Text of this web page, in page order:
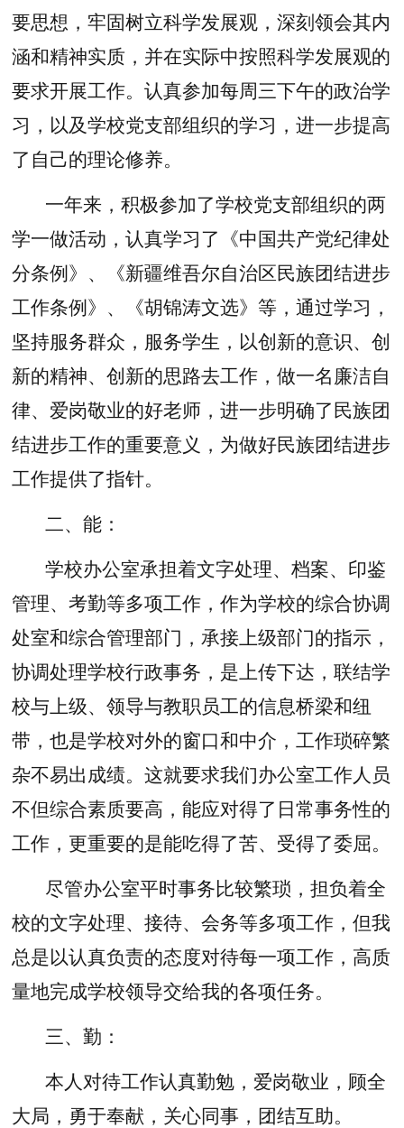
要思想，牢固树立科学发展观，深刻领会其内
涵和精神实质，并在实际中按照科学发展观的
要求开展工作。认真参加每周三下午的政治学
习，以及学校党支部组织的学习，进一步提高
了自己的理论修养。
一年来，积极参加了学校党支部组织的两
学一做活动，认真学习了《中国共产党纪律处
分条例》、《新疆维吾尔自治区民族团结进步
工作条例》、《胡锦涛文选》等，通过学习，
坚持服务群众，服务学生，以创新的意识、创
新的精神、创新的思路去工作，做一名廉洁自
律、爱岗敬业的好老师，进一步明确了民族团
结进步工作的重要意义，为做好民族团结进步
工作提供了指针。
二、能：
学校办公室承担着文字处理、档案、印鉴
管理、考勤等多项工作，作为学校的综合协调
处室和综合管理部门，承接上级部门的指示，
协调处理学校行政事务，是上传下达，联结学
校与上级、领导与教职员工的信息桥梁和纽
带，也是学校对外的窗口和中介，工作琐碎繁
杂不易出成绩。这就要求我们办公室工作人员
不但综合素质要高，能应对得了日常事务性的
工作，更重要的是能吃得了苦、受得了委屈。
尽管办公室平时事务比较繁琐，担负着全
校的文字处理、接待、会务等多项工作，但我
总是以认真负责的态度对待每一项工作，高质
量地完成学校领导交给我的各项任务。
三、勤：
本人对待工作认真勤勉，爱岗敬业，顾全
大局，勇于奉献，关心同事，团结互助。